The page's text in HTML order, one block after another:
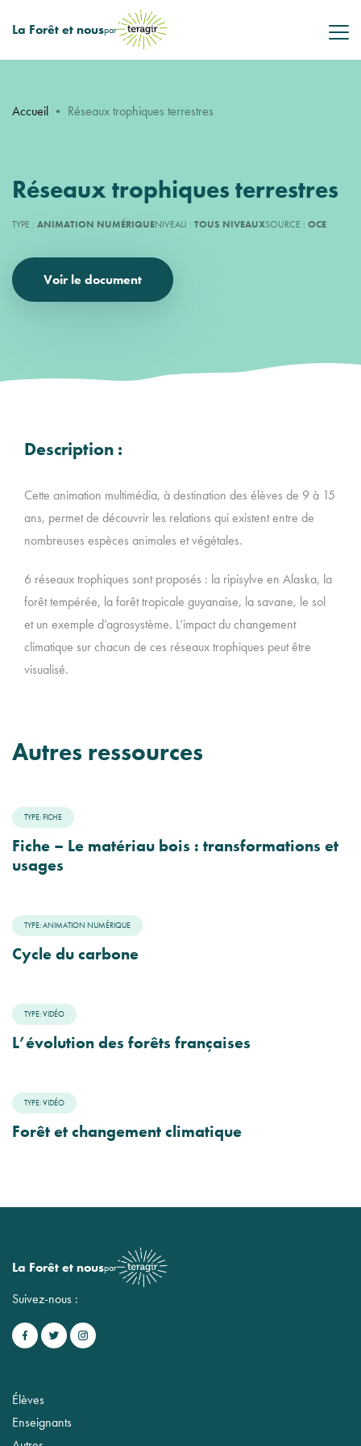
La Forêt et nouspar
Accueil • Réseaux trophiques terrestres
Réseaux trophiques terrestres
TYPE : ANIMATION NUMÉRIQUENIVEAU : TOUS NIVEAUXSOURCE : OCE
Voir le document
Description :
Cette animation multimédia, à destination des élèves de 9 à 15
ans, permet de découvrir les relations qui existent entre de
nombreuses espèces animales et végétales.
6 réseaux trophiques sont proposés : la ripisylve en Alaska, la
forêt tempérée, la forêt tropicale guyanaise, la savane, le sol
et un exemple d’agrosystème. L’impact du changement
climatique sur chacun de ces réseaux trophiques peut être
visualisé.
Autres ressources
TYPE: FICHE
Fiche – Le matériau bois : transformations et
usages
TYPE: ANIMATION NUMÉRIQUE
Cycle du carbone
TYPE: VIDÉO
L’évolution des forêts françaises
TYPE: VIDÉO
Forêt et changement climatique
La Forêt et nouspar
Suivez-nous :
Élèves
Enseignants